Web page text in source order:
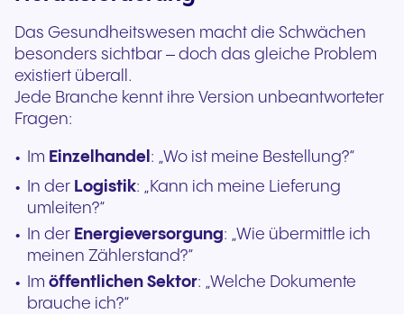
Das Gesundheitswesen macht die Schwächen
besonders sichtbar – doch das gleiche Problem
existiert überall.
Jede Branche kennt ihre Version unbeantworteter
Fragen:
Im Einzelhandel : „Wo ist meine Bestellung?“
In der Logistik: „Kann ich meine Lieferung
umleiten?“
In der Energieversorgung: „Wie übermittle ich
meinen Zählerstand?“
Imöffentlichen Sektor: „Welche Dokumente
brauche ich?“